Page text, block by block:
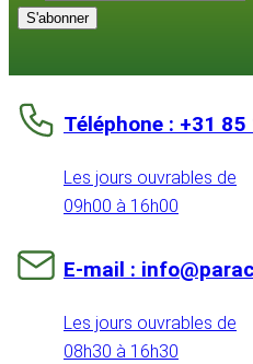
S'abonner
Téléphone : +31 85
Les jours ouvrables de
09h00 à 16h00
E-mail :
Les jours ouvrables de
08h30 à 16h30